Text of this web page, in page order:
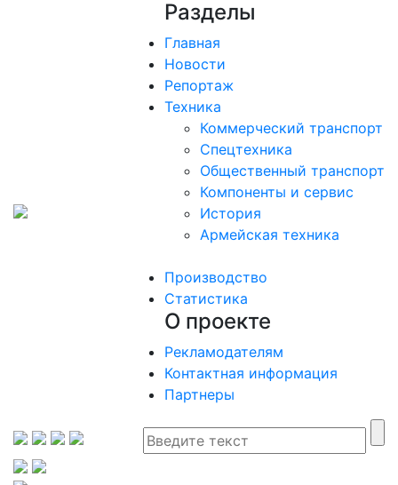
Разделы
Главная
Новости
Репортаж
Техника
Коммерческий транспорт
Спецтехника
Общественный транспорт
Компоненты и сервис
История
Армейская техника
Производство
Статистика
О проекте
Рекламодателям
Контактная информация
Партнеры